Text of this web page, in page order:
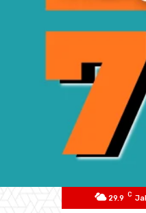
29.9 C